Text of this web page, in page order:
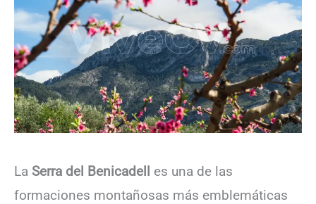
La Serra del Benicadell es una de las
formaciones montañosas más emblemáticas